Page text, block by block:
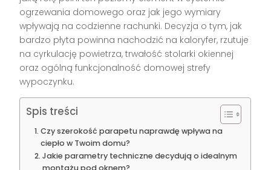
ogrzewania domowego oraz jak jego wymiary
wpływają na codzienne rachunki. Decyzja o tym, jak
bardzo płyta powinna nachodzić na kaloryfer, rzutuje
na cyrkulację powietrza, trwałość stolarki okiennej
oraz ogólną funkcjonalność domowej strefy
wypoczynku.
Spis treści
Czy szerokość parapetu naprawdę wpływa na
ciepło w Twoim domu?
Jakie parametry techniczne decydują o idealnym